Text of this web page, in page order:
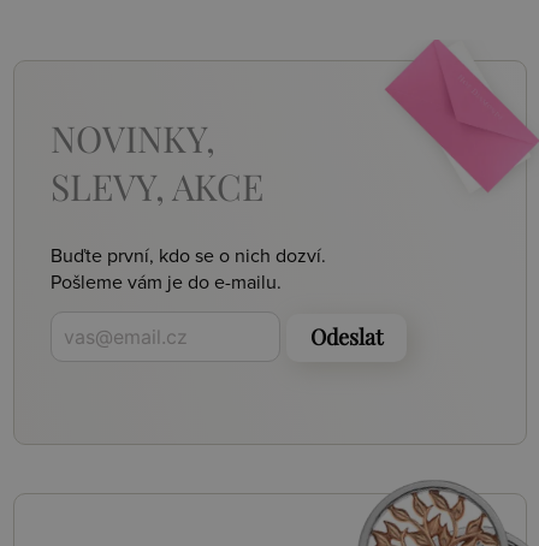
NOVINKY,
SLEVY, AKCE
Buďte první, kdo se o nich dozví.
Pošleme vám je do e-mailu.
Odeslat